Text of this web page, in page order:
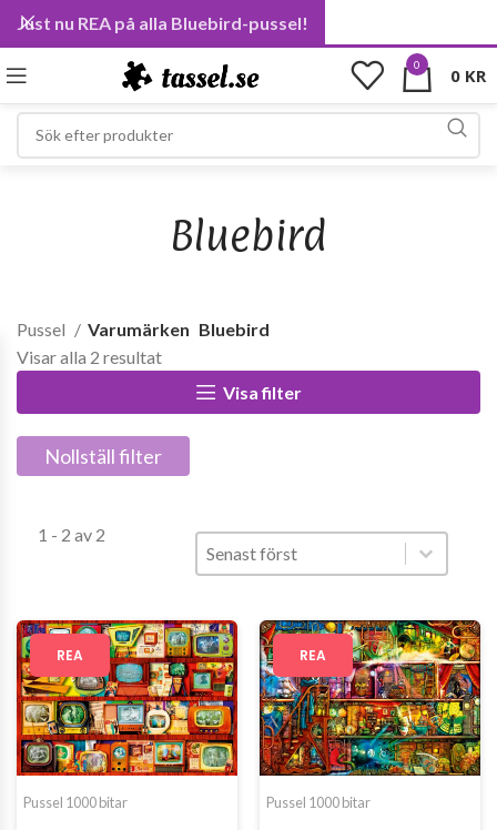
0 0 KR
Bluebird
Pussel Varumärken Bluebird
Visar alla 2 resultatSortera
efter
senaste
Visa filter
Nollställ filter
1 - 2 av 2 Sort
Sort content
Senast först
Sort content
REA
Pussel 1000 bitar
REA
Pussel 1000 bitar
Just nu REA på alla Bluebird-pussel!